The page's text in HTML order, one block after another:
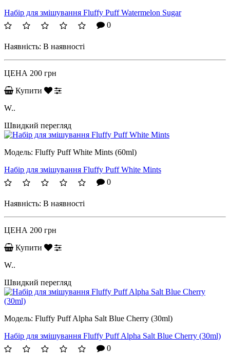
Набір для змішування Fluffy Puff Watermelon Sugar
0
Наявність: В наявності
ЦЕНА 200 грн
Купити
W..
Швидкий перегляд
Модель: Fluffy Puff White Mints (60ml)
Набір для змішування Fluffy Puff White Mints
0
Наявність: В наявності
ЦЕНА 200 грн
Купити
W..
Швидкий перегляд
Модель: Fluffy Puff Alpha Salt Blue Cherry (30ml)
Набір для змішування Fluffy Puff Alpha Salt Blue Cherry (30ml)
0